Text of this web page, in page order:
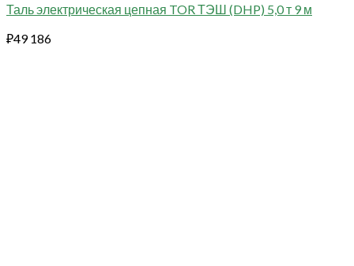
Таль электрическая цепная TOR ТЭШ (DHP) 5,0 т 9 м
₽49 186